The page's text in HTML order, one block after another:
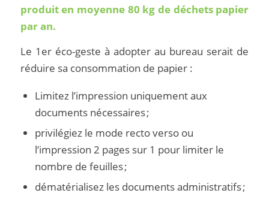
produit en moyenne 80 kg de déchets papier
par an.
Le 1er éco-geste à adopter au bureau serait de
réduire sa consommation de papier :
Limitez l’impression uniquement aux
documents nécessaires ;
privilégiez le mode recto verso ou
l’impression 2 pages sur 1 pour limiter le
nombre de feuilles ;
dématérialisez les documents administratifs ;